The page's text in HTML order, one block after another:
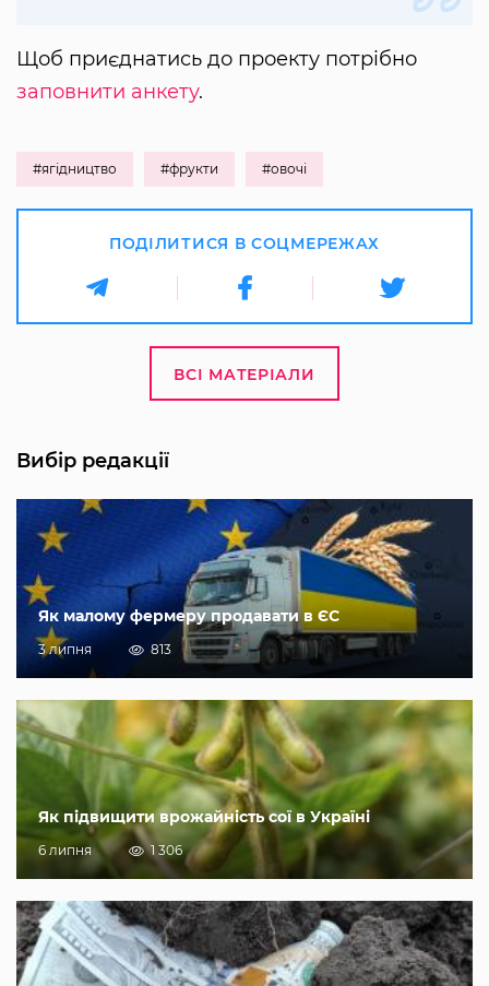
Щоб приєднатись до проекту потрібно
заповнити анкету.
#ягідництво #фрукти #овочі
ПОДІЛИТИСЯ В СОЦМЕРЕЖАХ
ВСІ МАТЕРІАЛИ
Вибір редакції
Як малому фермеру продавати в ЄС
3 липня 813
Як підвищити врожайність сої в Україні
6 липня 1 306